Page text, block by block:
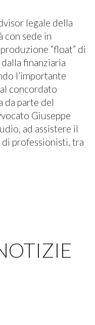
legale della
con sede in
“float” di
finanziaria
l’importante
concordato
parte del
Giuseppe
ad assistere il
professionisti, tra